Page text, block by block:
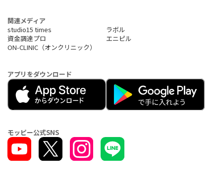
関連メディア
studio15 times
ラボル
資金調達プロ
エニピル
ON-CLINIC（オンクリニック）
アプリをダウンロード
モッピー公式SNS